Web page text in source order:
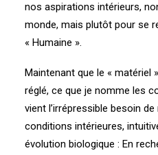
nos aspirations intérieurs,
monde, mais plutôt pour se
« Humaine ».
Maintenant que le « matériel
réglé, ce que je nomme les
vient l’irrépressible besoin
conditions intérieures,
évolution biologique : En